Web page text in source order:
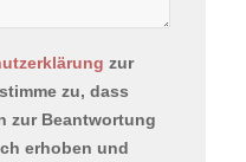
zur
zu, dass
zur Beantwortung
erhoben und